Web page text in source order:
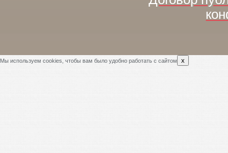
Мы используем cookies, чтобы вам было удобно работать с сайтом x